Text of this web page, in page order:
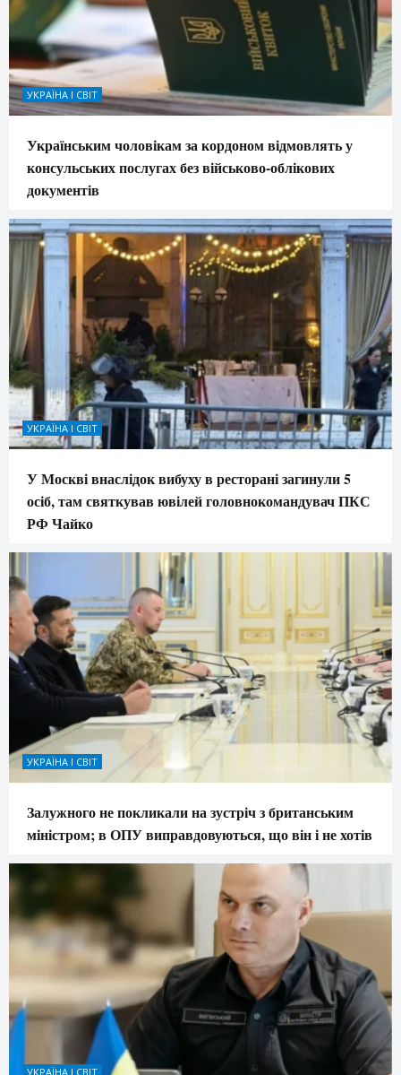
УКРАЇНА І СВІТ
Українським чоловікам за кордоном відмовлять у
консульських послугах без військово-облікових
документів
УКРАЇНА І СВІТ
У Москві внаслідок вибуху в ресторані загинули 5
осіб, там святкував ювілей головнокомандувач ПКС
РФ Чайко
УКРАЇНА І СВІТ
Залужного не покликали на зустріч з британським
міністром; в ОПУ виправдовуються, що він і не хотів
УКРАЇНА І СВІТ